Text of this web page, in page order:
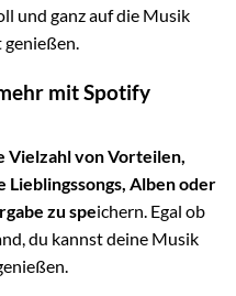
und ganz auf die Musik
mit Spotify
Vielzahl von Vorteilen,
Alben oder
zu speichern. Egal ob
du kannst deine Musik